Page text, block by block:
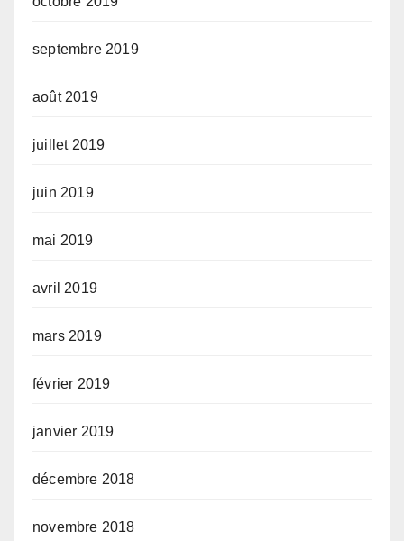
septembre 2019
août 2019
juillet 2019
juin 2019
mai 2019
avril 2019
mars 2019
février 2019
janvier 2019
décembre 2018
novembre 2018